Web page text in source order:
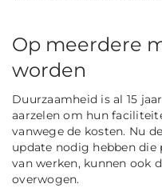
Op meerdere
worden
Duurzaamheid is al 15
aarzelen om hun
vanwege de kosten. Nu
update nodig hebben
van werken, kunnen ook
overwogen.